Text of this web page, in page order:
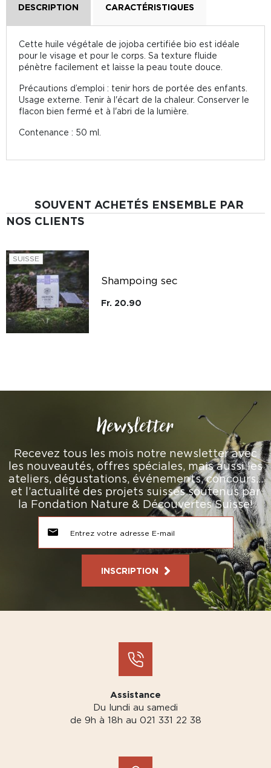
DESCRIPTION CARACTÉRISTIQUES
Cette huile végétale de jojoba certifiée bio est idéale
pour le visage et pour le corps. Sa texture fluide
pénètre facilement et laisse la peau toute douce.
Précautions d’emploi : tenir hors de portée des enfants.
Usage externe. Tenir à l'écart de la chaleur. Conserver le
flacon bien fermé et à l'abri de la lumière.
Contenance : 50 ml.
SOUVENT ACHETÉS ENSEMBLE PAR
NOS CLIENTS
SUISSE
Shampoing sec
Fr. 20.90
Newsletter
Recevez tous les mois notre newsletter avec
les nouveautés, offres spéciales, mais aussi les
ateliers, dégustations, événements, concours…
et l’actualité des projets suisses soutenus par
la Fondation Nature & Découvertes Suisse!
INSCRIPTION
Assistance
Du lundi au samedi
de 9h à 18h au 021 331 22 38